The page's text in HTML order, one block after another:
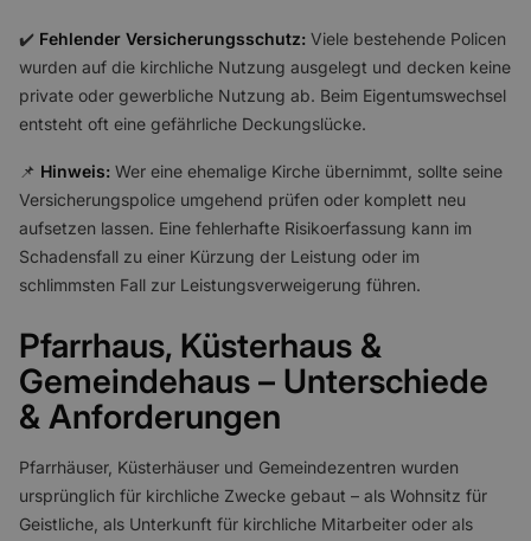
✔️ Fehlender Versicherungsschutz: Viele bestehende Policen
wurden auf die kirchliche Nutzung ausgelegt und decken keine
private oder gewerbliche Nutzung ab. Beim Eigentumswechsel
entsteht oft eine gefährliche Deckungslücke.
📌 Hinweis: Wer eine ehemalige Kirche übernimmt, sollte seine
Versicherungspolice umgehend prüfen oder komplett neu
aufsetzen lassen. Eine fehlerhafte Risikoerfassung kann im
Schadensfall zu einer Kürzung der Leistung oder im
schlimmsten Fall zur Leistungsverweigerung führen.
Pfarrhaus, Küsterhaus &
Gemeindehaus – Unterschiede
& Anforderungen
Pfarrhäuser, Küsterhäuser und Gemeindezentren wurden
ursprünglich für kirchliche Zwecke gebaut – als Wohnsitz für
Geistliche, als Unterkunft für kirchliche Mitarbeiter oder als